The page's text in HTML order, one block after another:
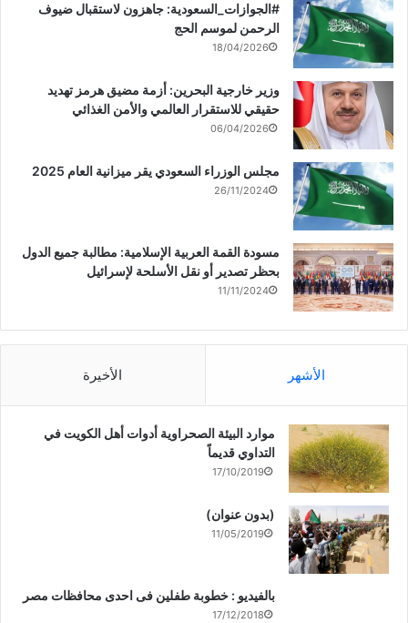
‏‎#الجوازات_السعودية: جاهزون لاستقبال ضيوف
الرحمن لموسم الحج
18/04/2026
وزير خارجية البحرين: أزمة مضيق هرمز تهديد
حقيقي للاستقرار العالمي والأمن الغذائي
06/04/2026
مجلس الوزراء السعودي يقر ميزانية العام 2025
26/11/2024
مسودة القمة العربية الإسلامية: مطالبة جميع الدول
بحظر تصدير أو نقل الأسلحة لإسرائيل
11/11/2024
الأشهر الأخيرة
موارد البيئة الصحراوية أدوات أهل الكويت في
التداوي قديماً
17/10/2019
(بدون عنوان)
11/05/2019
بالفيديو : خطوبة طفلين فى احدى محافظات مصر
17/12/2018